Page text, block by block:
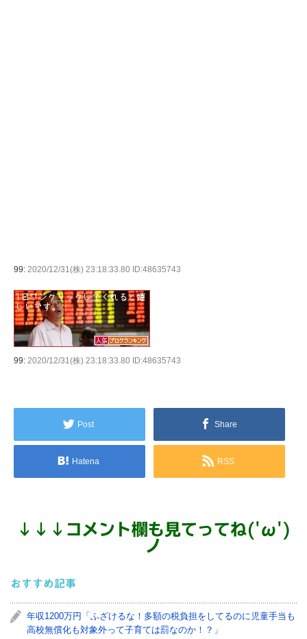
99: 2020/12/31(株) 23:18:33.80 ID:48635743
99: 2020/12/31(株) 23:18:33.80 ID:48635743
Post Share
Hatena RSS
↓ ↓ ↓ コメント欄も見てってね('ω')
ノ
おすすめ記事
年収1200万円「ふざけるな！多額の税負担をしてるのに児童手当も
高校無償化も対象外って子育ては罰なのか！？」